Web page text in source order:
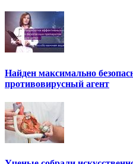
Найден максимально
противовирусный агент